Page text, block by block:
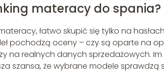
materacy do spania?
łatwo skupić się tylko na hasłach
pochodzą oceny – czy są oparte na
na realnych danych sprzedażowych.
szansa, że wybrane modele sprawdzą